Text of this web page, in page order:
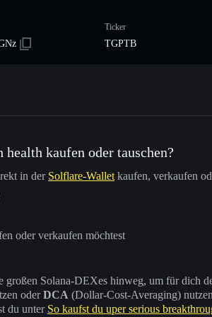
Ticker
TGPTB
kaufen oder tauschen?
in der Solflare-Wallet kaufen, verkaufen
oder verkaufen möchtest
Solana-DEXes hinweg, um für dich
oderDCA (Dollar-Cost-Averaging)
du unter So kaufst du uper serious